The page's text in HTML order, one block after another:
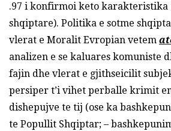
.97 i konfirmoi keto karakteristika
shqiptare). Politika e sotme
vlerat e Moralit Evropian vetem
analizen e se kaluares komuniste
fajin dhe vlerat e gjithseicilit
persiper t’i vihet perballe krimit
dishepujve te tij (ose ka
te Popullit Shqiptar; –